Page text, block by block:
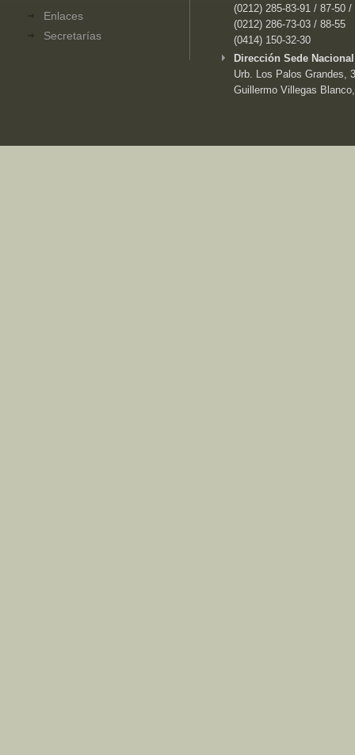
Enlaces
Secretarías
(0212) 285-83-91 / 87-50 /
(0212) 286-73-03 / 88-55
(0414) 150-32-30
Dirección Sede
Urb. Los Palos Grandes,
Guillermo Villegas